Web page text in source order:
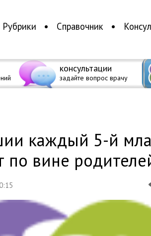
Рубрики Справочник
консультации
задайте вопрос врачу
каждый 5-й
по вине